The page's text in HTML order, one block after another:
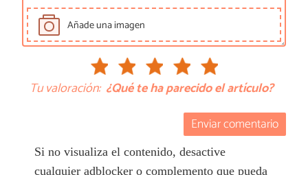
Añade una imagen
Tu valoración: ¿Qué te ha parecido el artículo?
Enviar comentario
Si no visualiza el contenido, desactive
cualquier adblocker o complemento que pueda